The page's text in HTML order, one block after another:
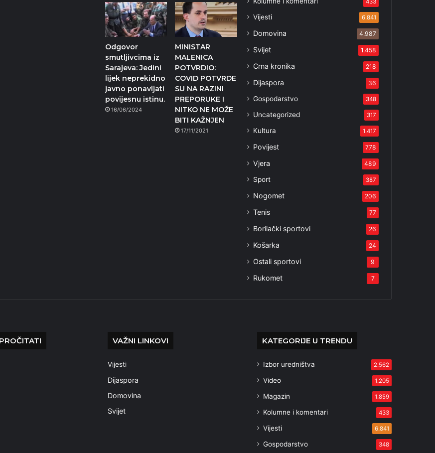
Odgovor
smutljivcima iz
Sarajeva: Jedini
lijek neprekidno
javno ponavljati
povijesnu istinu.
16/06/2024
MINISTAR
MALENICA
POTVRDIO:
COVID POTVRDE
SU NA RAZINI
PREPORUKE I
NITKO NE MOŽE
BITI KAŽNJEN
17/11/2021
433
Vijesti 6.841
Domovina 4.987
Svijet 1.458
Crna kronika 218
Dijaspora 36
Gospodarstvo 348
Uncategorized 317
Kultura 1.417
Povijest 778
Vjera 489
Sport 387
Nogomet 206
Tenis 77
Borilački sportovi 26
Košarka 24
Ostali sportovi 9
Rukomet 7
VAŽNI LINKOVI
Vijesti
Dijaspora
Domovina
Svijet
KATEGORIJE U TRENDU
Izbor uredništva 2.562
Video 1.205
Magazin 1.859
Kolumne i komentari 433
Vijesti 6.841
Gospodarstvo 348